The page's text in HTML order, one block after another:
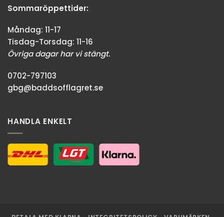
Sommaröppettider:
Måndag: 11-17
Tisdag-Torsdag: 11-16
Övriga dagar har vi stängt.
0702-797103
gbg@baddsofflagret.se
HANDLA ENKELT